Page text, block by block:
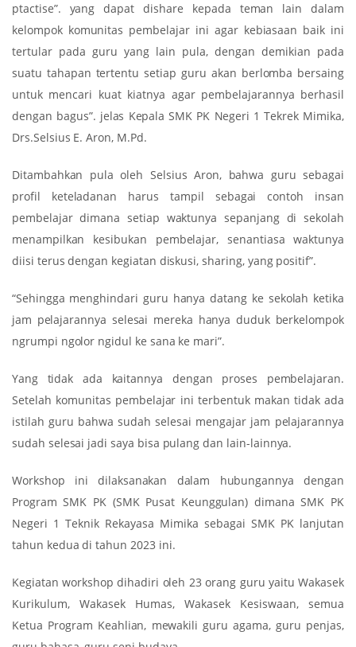
ptactise”. yang dapat dishare kepada teman lain dalam
kelompok komunitas pembelajar ini agar kebiasaan baik ini
tertular pada guru yang lain pula, dengan demikian pada
suatu tahapan tertentu setiap guru akan berlomba bersaing
untuk mencari kuat kiatnya agar pembelajarannya berhasil
dengan bagus”. jelas Kepala SMK PK Negeri 1 Tekrek Mimika,
Drs.Selsius E. Aron, M.Pd.
Ditambahkan pula oleh Selsius Aron, bahwa guru sebagai
profil keteladanan harus tampil sebagai contoh insan
pembelajar dimana setiap waktunya sepanjang di sekolah
menampilkan kesibukan pembelajar, senantiasa waktunya
diisi terus dengan kegiatan diskusi, sharing, yang positif”.
“Sehingga menghindari guru hanya datang ke sekolah ketika
jam pelajarannya selesai mereka hanya duduk berkelompok
ngrumpi ngolor ngidul ke sana ke mari”.
Yang tidak ada kaitannya dengan proses pembelajaran.
Setelah komunitas pembelajar ini terbentuk makan tidak ada
istilah guru bahwa sudah selesai mengajar jam pelajarannya
sudah selesai jadi saya bisa pulang dan lain-lainnya.
Workshop ini dilaksanakan dalam hubungannya dengan
Program SMK PK (SMK Pusat Keunggulan) dimana SMK PK
Negeri 1 Teknik Rekayasa Mimika sebagai SMK PK lanjutan
tahun kedua di tahun 2023 ini.
Kegiatan workshop dihadiri oleh 23 orang guru yaitu Wakasek
Kurikulum, Wakasek Humas, Wakasek Kesiswaan, semua
Ketua Program Keahlian, mewakili guru agama, guru penjas,